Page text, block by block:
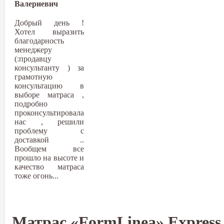
Валериевич
Добрый день !
Хотел выразить
благодарность
менеджеру
(:продавцу
консультанту ) за
грамотную
консультацию в
выборе матраса ,
подробно
проконсультировала
нас , решили
проблему с
доставкой ..
Вообщем все
прошло на высоте и
качество матраса
тоже огонь...